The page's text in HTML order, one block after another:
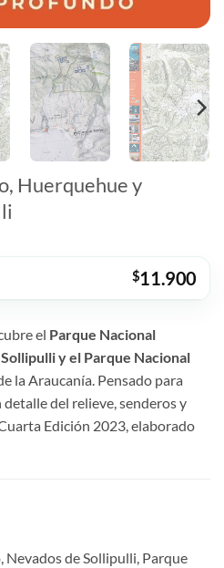
Huerquehue y
$11.900
el Parque Nacional
y el Parque Nacional
la Araucanía. Pensado para
del relieve, senderos y
Edición 2023, elaborado
de Sollipulli, Parque